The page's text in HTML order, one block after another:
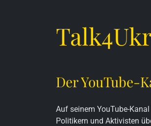
Der YouTube-
Auf seinem YouTube-Kanal
Politikern und Aktivisten